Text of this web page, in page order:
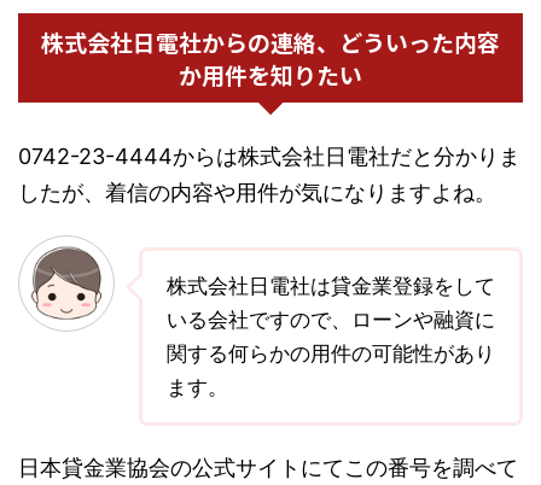
株式会社日電社からの連絡、どういった内容
か用件を知りたい
0742-23-4444からは株式会社日電社だと分かりま
したが、着信の内容や用件が気になりますよね。
株式会社日電社は貸金業登録をして
いる会社ですので、ローンや融資に
関する何らかの用件の可能性があり
ます。
日本貸金業協会の公式サイトにてこの番号を調べて